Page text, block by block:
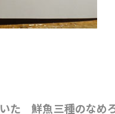
いた 鮮魚三種のな